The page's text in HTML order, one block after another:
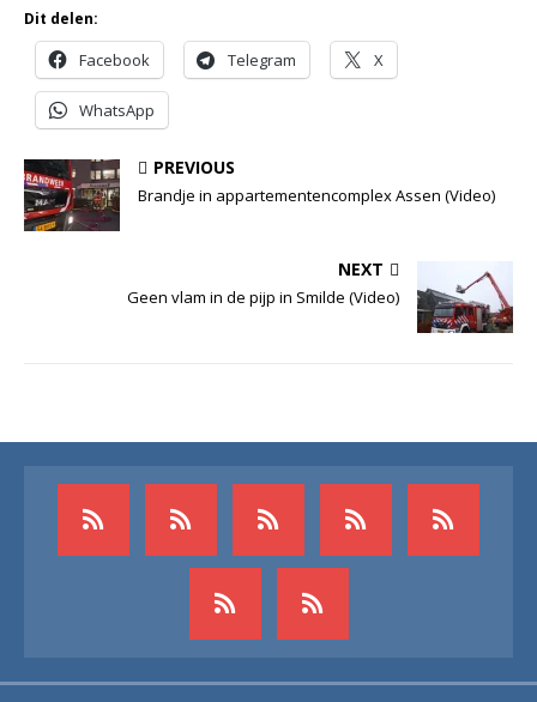
Dit delen:
Facebook Telegram X
WhatsApp
PREVIOUS
Brandje in appartementencomplex Assen (Video)
NEXT
Geen vlam in de pijp in Smilde (Video)